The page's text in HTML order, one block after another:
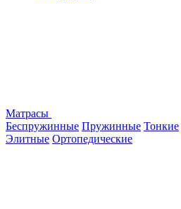
Матрасы
Беспружинные Пружинные Тонкие
Элитные Ортопедические